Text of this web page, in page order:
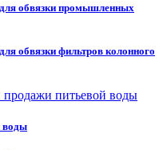
обвязки промышленных
обвязки фильтров колонного
продажи питьевой воды
воды